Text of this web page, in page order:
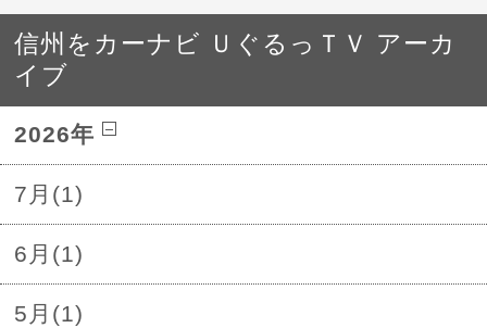
信州をカーナビ ＵぐるっＴＶ アーカ
イブ
2026年
7月(1)
6月(1)
5月(1)